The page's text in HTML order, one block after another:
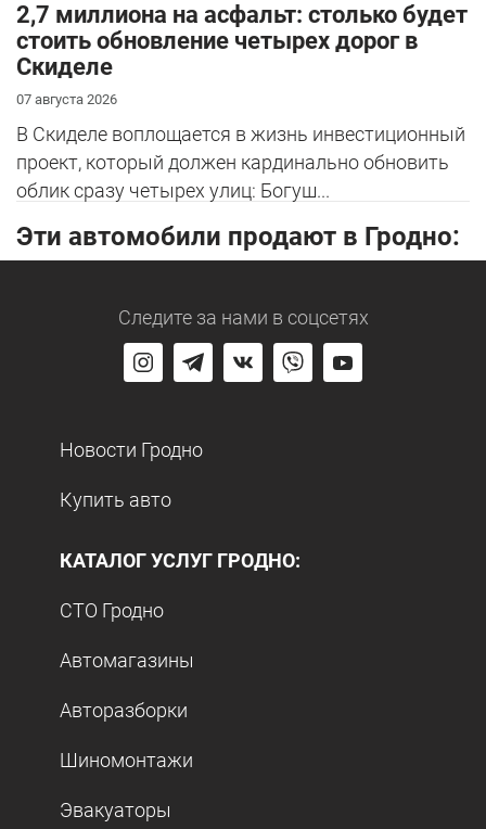
2,7 миллиона на асфальт: столько будет
стоить обновление четырех дорог в
Скиделе
07 августа 2026
В Скиделе воплощается в жизнь инвестиционный
проект, который должен кардинально обновить
облик сразу четырех улиц: Богуш...
Эти автомобили продают в Гродно:
Следите за нами в соцсетях
Новости Гродно
Купить авто
КАТАЛОГ УСЛУГ ГРОДНО:
СТО Гродно
Автомагазины
Авторазборки
Шиномонтажи
Эвакуаторы